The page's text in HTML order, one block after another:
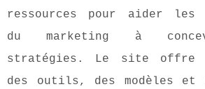
ressources pour aider les
du marketing à
stratégies. Le site offre
des outils, des modèles et